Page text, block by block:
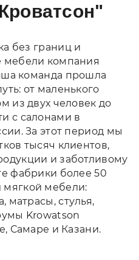
без границ и
мебели компания
команда прошла
от маленького
из двух человек до
с салонами в
За этот период мы
тысяч клиентов,
и заботливому
фабрики более 50
мягкой мебели:
матрасы, стулья,
Krowatson
Самаре и Казани.